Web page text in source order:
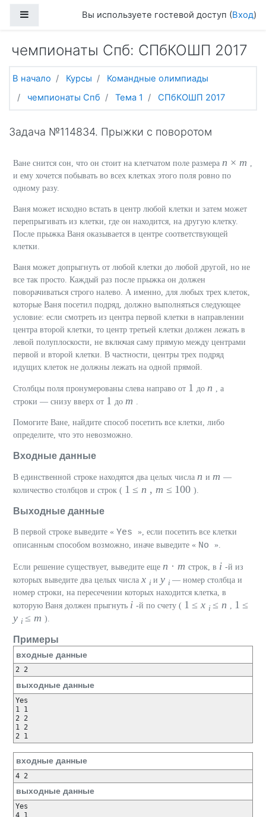
Боковая панельВы используете гостевой доступ (Вход)
чемпионаты Спб: СПбКОШП 2017
В начало Курсы
Командные олимпиады
чемпионаты Спб
Тема 1 СПбКОШП 2017
Задача №114834. Прыжки с поворотом
Ване снится сон, что он стоит на клетчатом поле размера n × m ,
и ему хочется побывать во всех клетках этого поля ровно по
одному разу.
Ваня может исходно встать в центр любой клетки и затем может
перепрыгивать из клетки, где он находится, на другую клетку.
После прыжка Ваня оказывается в центре соответствующей
клетки.
Ваня может допрыгнуть от любой клетки до любой другой, но не
все так просто. Каждый раз после прыжка он должен
поворачиваться строго налево. А именно, для любых трех клеток,
которые Ваня посетил подряд, должно выполняться следующее
условие: если смотреть из центра первой клетки в направлении
центра второй клетки, то центр третьей клетки должен лежать в
левой полуплоскости, не включая саму прямую между центрами
первой и второй клетки. В частности, центры трех подряд
идущих клеток не должны лежать на одной прямой.
Столбцы поля пронумерованы слева направо от 1 до n , а
строки — снизу вверх от 1 до m .
Помогите Ване, найдите способ посетить все клетки, либо
определите, что это невозможно.
Входные данные
В единственной строке находятся два целых числа n и m —
количество столбцов и строк ( 1 ≤ n , m ≤ 100 ).
Выходные данные
В первой строке выведите « Yes
», если посетить все клетки
описанным способом возможно, иначе выведите « No ».
Если решение существует, выведите еще n · m строк, в i -й из
которых выведите два целых числа x i и y i — номер столбца и
номер строки, на пересечении которых находится клетка, в
которую Ваня должен прыгнуть i -й по счету ( 1 ≤ x i ≤ n , 1 ≤
y i ≤ m ).
Примеры
входные данные
2 2
выходные данные
Yes
1 1
2 2
1 2
2 1
входные данные
4 2
выходные данные
Yes
4 1